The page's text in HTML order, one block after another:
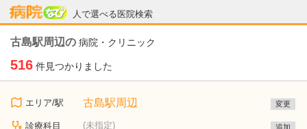
人で選べる医院検索
病院なび
古島駅周辺の 病院・クリニック
516 件見つかりました
エリア/駅 古島駅周辺 変更
診療科目 (未指定) 追加